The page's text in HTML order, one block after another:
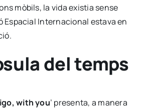
mòbils, la vida exis­tia sen­se
Espa­cial Inter­na­cio­nal esta­va en
del temps
with you’ pre­sen­ta, a mane­ra